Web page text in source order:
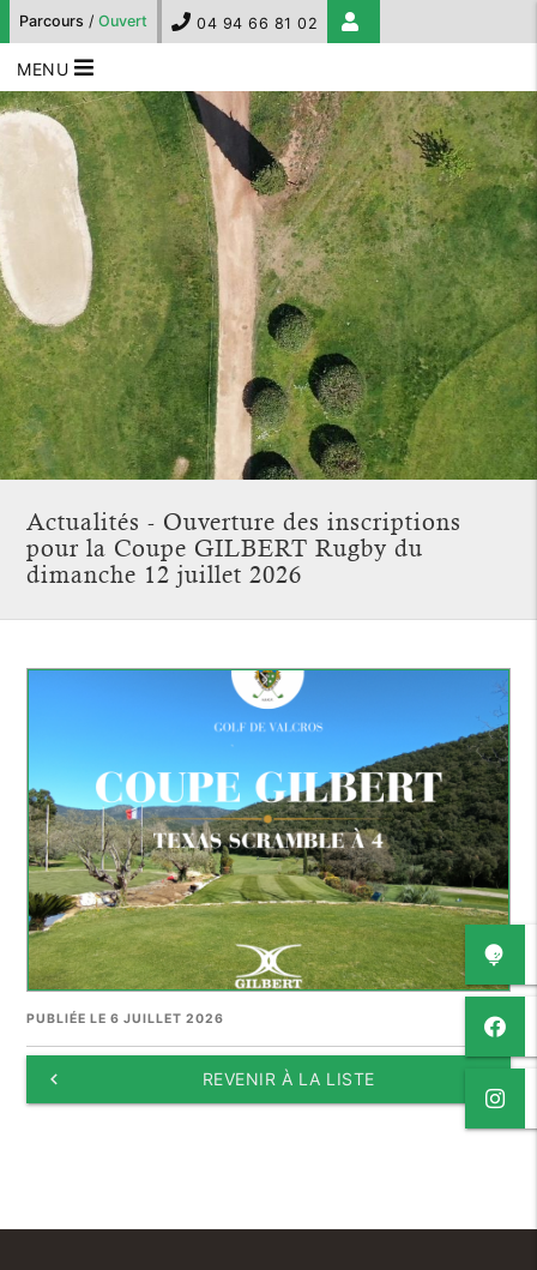
Parcours / Ouvert 04 94 66 81 02
MENU
Actualités - Ouverture des inscriptions
pour la Coupe GILBERT Rugby du
dimanche 12 juillet 2026
PUBLIÉE LE 6 JUILLET 2026
keyboard_arrow_left REVENIR À LA LISTE